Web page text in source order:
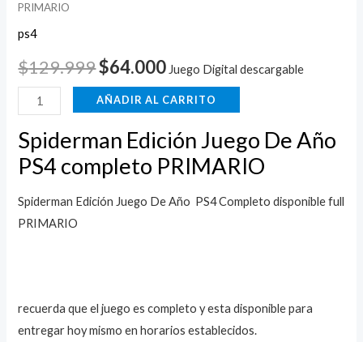
PRIMARIO
ps4
$129.999$64.000 Juego Digital descargable
AÑADIR AL CARRITO
Spiderman Edición Juego De Año
PS4 completo PRIMARIO
Spiderman Edición Juego De Año PS4 Completo disponible full
PRIMARIO
recuerda que el juego es completo y esta disponible para
entregar hoy mismo en horarios establecidos.